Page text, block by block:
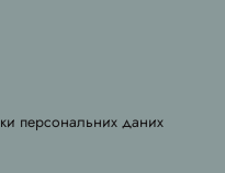
персональних даних